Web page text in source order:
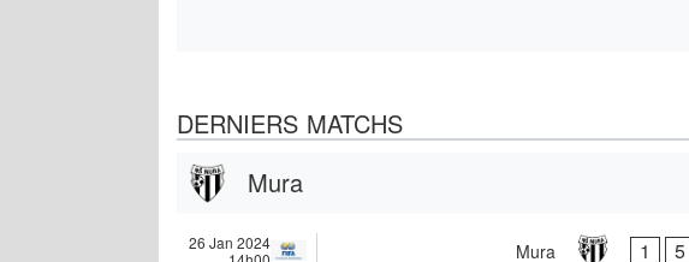
DERNIERS MATCHS
Mura
26 Jan 2024
Mura 1 5